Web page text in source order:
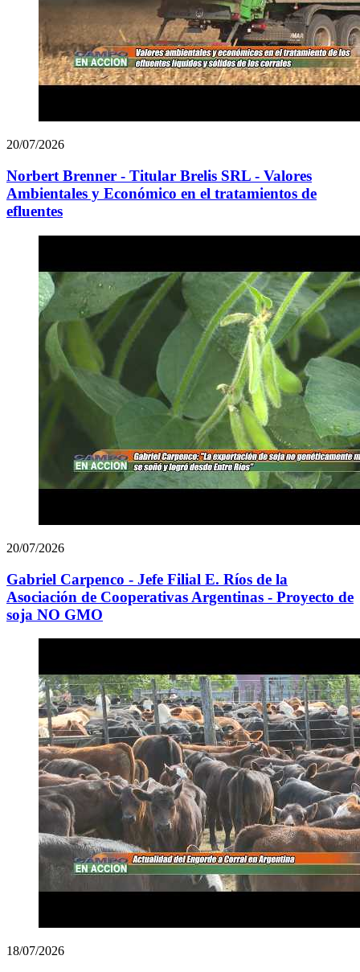
20/07/2026
Norbert Brenner - Titular Brelis SRL - Valores
Ambientales y Económico en el tratamientos de
efluentes
20/07/2026
Gabriel Carpenco - Jefe Filial E. Ríos de la
Asociación de Cooperativas Argentinas - Proyecto de
soja NO GMO
18/07/2026